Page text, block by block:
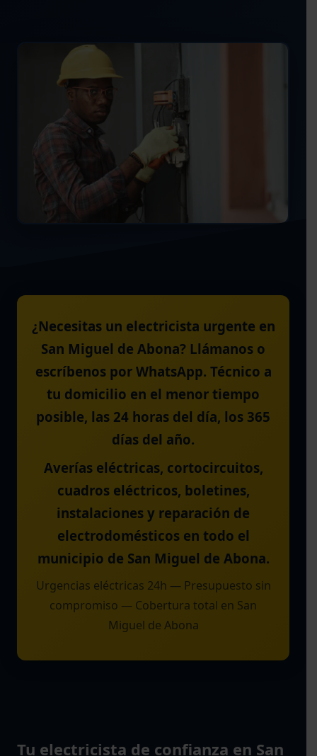
¿Necesitas un electricista urgente en
San Miguel de Abona? Llámanos o
escríbenos por WhatsApp. Técnico a
tu domicilio en el menor tiempo
posible, las 24 horas del día, los 365
días del año.
Averías eléctricas, cortocircuitos,
cuadros eléctricos, boletines,
instalaciones y reparación de
electrodomésticos en todo el
municipio de San Miguel de Abona.
Urgencias eléctricas 24h — Presupuesto sin
compromiso — Cobertura total en San
Miguel de Abona
Tu electricista de confianza en San